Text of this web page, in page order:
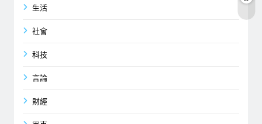
生活
社會
科技
言論
財經